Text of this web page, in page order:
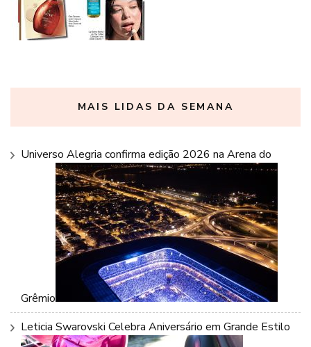
MAIS LIDAS DA SEMANA
Universo Alegria confirma edição 2026 na Arena do
Grêmio
Leticia Swarovski Celebra Aniversário em Grande Estilo